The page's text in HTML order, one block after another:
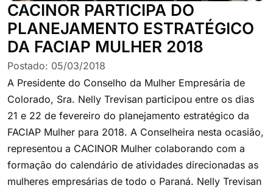
CACINOR PARTICIPA DO
PLANEJAMENTO ESTRATÉGICO
DA FACIAP MULHER 2018
Postado: 05/03/2018
A Presidente do Conselho da Mulher Empresária de
Colorado, Sra. Nelly Trevisan participou entre os dias
21 e 22 de fevereiro do planejamento estratégico da
FACIAP Mulher para 2018. A Conselheira nesta ocasião,
representou a CACINOR Mulher colaborando com a
formação do calendário de atividades direcionadas as
mulheres empresárias de todo o Paraná. Nelly Trevisan